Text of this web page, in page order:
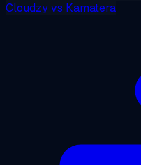
Cloudzyvs Kamatera